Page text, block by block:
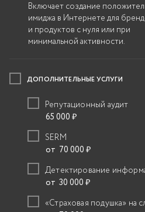
Включает создание
имиджа в Интернете для
и продуктов с нуля или при
минимальной активности.
ДОПОЛНИТЕЛЬНЫЕ УСЛУГИ
Репутационный аудит
65 000 ₽
SERM
от 70 000 ₽
Детектирование
от 30 000 ₽
«Страховая подушка» на